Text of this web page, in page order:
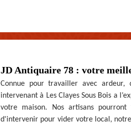
JD Antiquaire 78 : votre
Connue pour travailler avec ardeur,
intervenant à Les Clayes Sous Bois a
votre maison. Nos artisans
d'intervenir pour vider votre local,